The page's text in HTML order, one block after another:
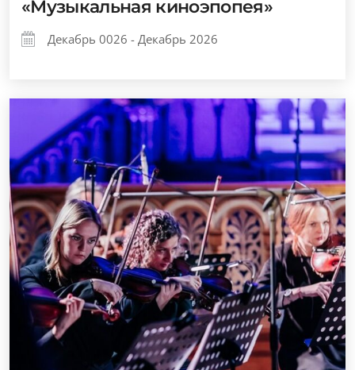
«Музыкальная киноэпопея»
Декабрь 0026 - Декабрь 2026